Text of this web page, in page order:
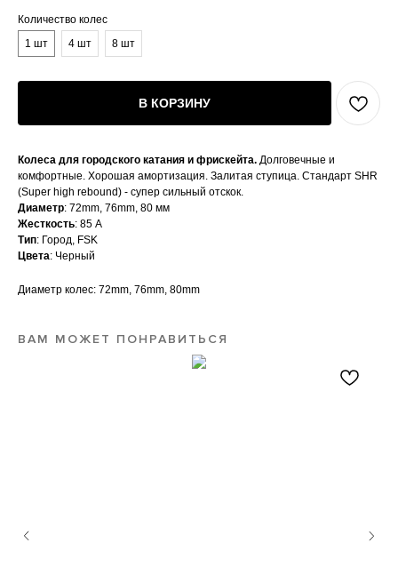
Количество колес
1 шт
4 шт 8 шт
В КОРЗИНУ
Колеса для городского катания и фрискейта. Долговечные и
комфортные. Хорошая амортизация. Залитая ступица. Стандарт SHR
(Super high rebound) - супер сильный отскок.
Диаметр: 72mm, 76mm, 80 мм
Жесткость: 85 А
Тип: Город, FSK
Цвета: Черный
Диаметр колес: 72mm, 76mm, 80mm
ВАМ МОЖЕТ ПОНРАВИТЬСЯ